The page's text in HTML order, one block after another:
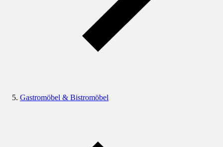
Gastromöbel & Bistromöbel